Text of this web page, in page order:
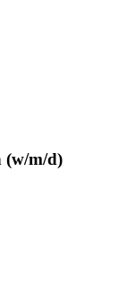
(w/m/d)